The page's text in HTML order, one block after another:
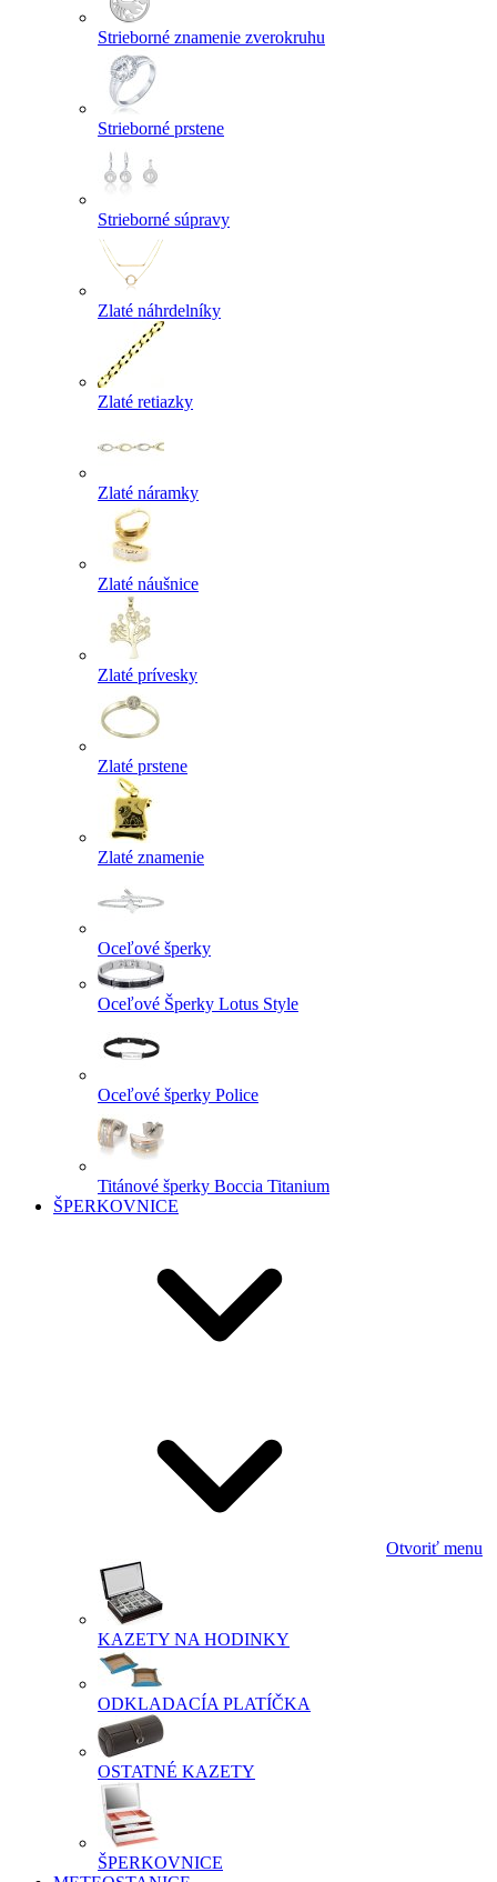
Strieborné znamenie zverokruhu
Strieborné prstene
Strieborné súpravy
Zlaté náhrdelníky
Zlaté retiazky
Zlaté náramky
Zlaté náušnice
Zlaté prívesky
Zlaté prstene
Zlaté znamenie
Oceľové šperky
Oceľové Šperky Lotus Style
Oceľové šperky Police
Titánové šperky Boccia Titanium
ŠPERKOVNICE
Otvoriť menu
KAZETY NA HODINKY
ODKLADACÍA PLATÍČKA
OSTATNÉ KAZETY
ŠPERKOVNICE